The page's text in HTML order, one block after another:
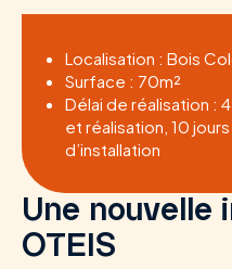
Une nouvelle
OTEIS
Localisation : Bois
Surface : 70m²
Délai de réalisation :
et réalisation, 10
d’installation